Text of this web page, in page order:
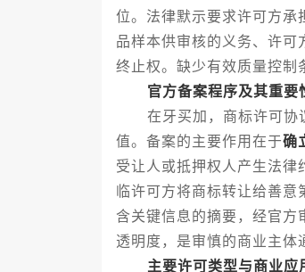
位。法律默示要求许可方承
品样本供审核的义务、许可
终止权。缺少有效质量控制
官方备案程序及其重要
在牙买加，商标许可协议
值。备案的主要作用在于确
受让人或抵押权人产生法律
临许可方将商标转让给善
含关键信息的摘要，经官方
透明度，是审慎的商业主体
主要许可类型与商业应